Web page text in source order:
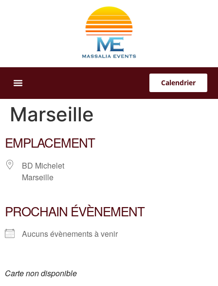
Calendrier
Marseille
EMPLACEMENT
BD Michelet
Marseille
PROCHAIN ÉVÈNEMENT
Aucuns évènements à venir
Carte non disponible